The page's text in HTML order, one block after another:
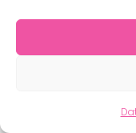
© 2026 –